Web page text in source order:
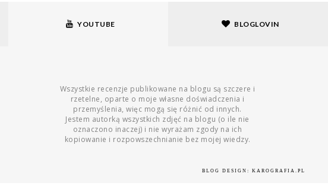
YOUTUBE BLOGLOVIN
Wszystkie recenzje publikowane na blogu są szczere i
rzetelne, oparte o moje własne doświadczenia i
przemyślenia, więc mogą się różnić od innych.
Jestem autorką wszystkich zdjęć na blogu (o ile nie
oznaczono inaczej) i nie wyrażam zgody na ich
kopiowanie i rozpowszechnianie bez mojej wiedzy.
BLOG DESIGN: KAROGRAFIA.PL